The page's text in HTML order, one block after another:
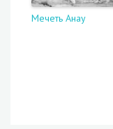
Мечеть Анау